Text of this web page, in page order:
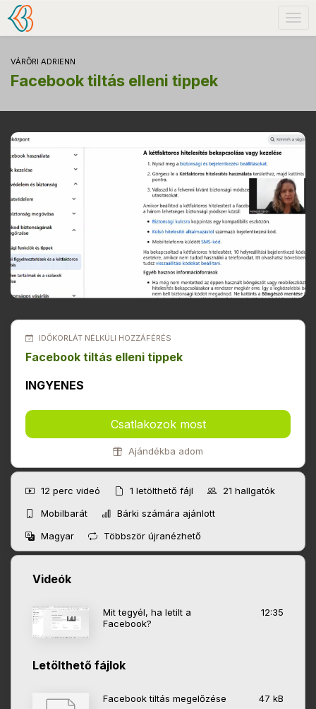
VÁRŐRI ADRIENN
Facebook tiltás elleni tippek
IDŐKORLÁT NÉLKÜLI HOZZÁFÉRÉS
Facebook tiltás elleni tippek
INGYENES
Csatlakozok most
Ajándékba adom
12 perc videó 1 letölthető fájl 21 hallgatók
Mobilbarát
Bárki számára ajánlott
Magyar
Többször újranézhető
Videók
Mit tegyél, ha letilt a
Facebook?
12:35
Letölthető fájlok
Facebook tiltás megelőzése 47 kB